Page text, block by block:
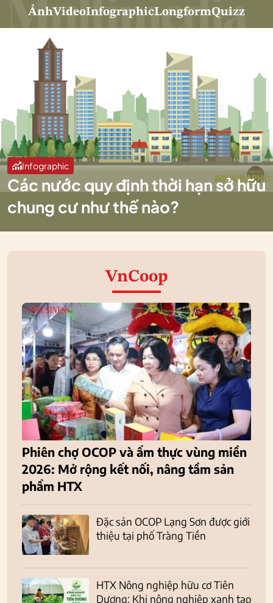
ẢnhVideoInfographicLongformQuizz
Infographic
Các nước quy định thời hạn sở hữu
chung cư như thế nào?
VnCoop
Phiên chợ OCOP và ẩm thực vùng miền
2026: Mở rộng kết nối, nâng tầm sản
phẩm HTX
Đặc sản OCOP Lạng Sơn được giới
thiệu tại phố Tràng Tiền
HTX Nông nghiệp hữu cơ Tiên
Dương: Khi nông nghiệp xanh tạo